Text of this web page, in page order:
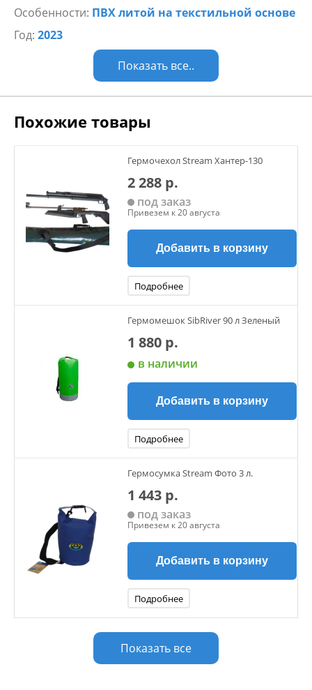
Особенности: ПВХ литой на текстильной основе
Год: 2023
Показать все..
Похожие товары
Гермочехол Stream Хантер-130
2 288 р.
под заказ
Привезем к 20 августа
Добавить в корзину
Подробнее
Гермомешок SibRiver 90 л Зеленый
1 880 р.
в наличии
Добавить в корзину
Подробнее
Гермосумка Stream Фото 3 л.
1 443 р.
под заказ
Привезем к 20 августа
Добавить в корзину
Подробнее
Показать все